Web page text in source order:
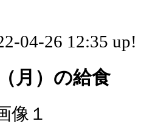
04-26 12:35 up!
月）の給食